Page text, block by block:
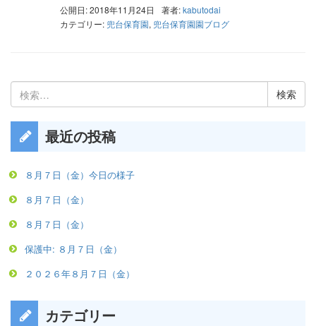
公開日: 2018年11月24日 著者:kabutodai
カテゴリー: 兜台保育園, 兜台保育園園ブログ
検
索:
最近の投稿
８月７日（金）今日の様子
８月７日（金）
８月７日（金）
保護中: ８月７日（金）
２０２６年８月７日（金）
カテゴリー